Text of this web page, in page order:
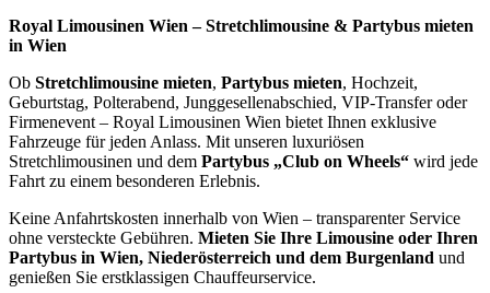
Royal Limousinen Wien – Stretchlimousine & Partybus mieten
in Wien
Ob Stretchlimousine mieten, Partybus mieten, Hochzeit,
Geburtstag, Polterabend, Junggesellenabschied, VIP-Transfer oder
Firmenevent – Royal Limousinen Wien bietet Ihnen exklusive
Fahrzeuge für jeden Anlass. Mit unseren luxuriösen
Stretchlimousinen und dem Partybus „Club on Wheels“ wird jede
Fahrt zu einem besonderen Erlebnis.
Keine Anfahrtskosten innerhalb von Wien – transparenter Service
ohne versteckte Gebühren. Mieten Sie Ihre Limousine oder Ihren
Partybus in Wien, Niederösterreich und dem Burgenland und
genießen Sie erstklassigen Chauffeurservice.